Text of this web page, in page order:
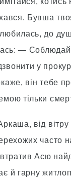
Бувша
до
— Соблюдай
у
він тебе
тільки
від вітру
часто
Асю
й гарну